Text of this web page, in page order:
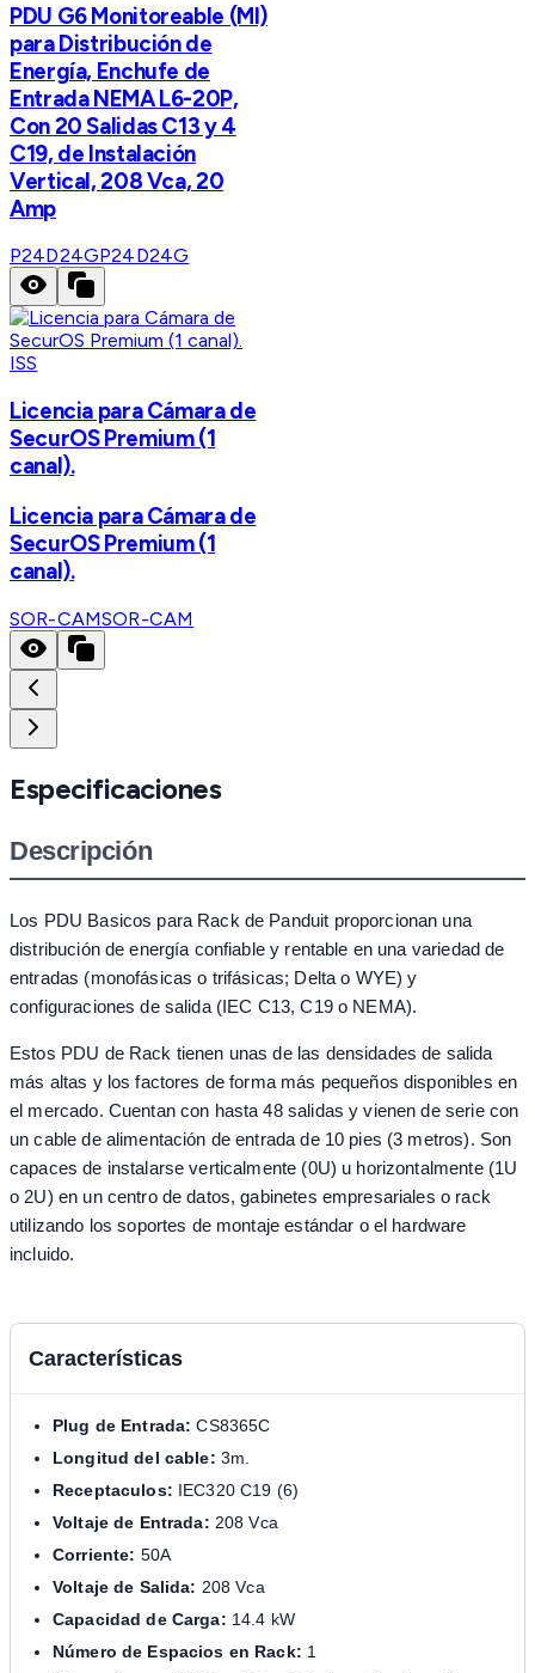
PDU G6 Monitoreable (MI)
para Distribución de
Energía, Enchufe de
Entrada NEMA L6-20P,
Con 20 Salidas C13 y 4
C19, de Instalación
Vertical, 208 Vca, 20
Amp
P24D24GP24D24G
ISS
Licencia para Cámara de
SecurOS Premium (1
canal).
Licencia para Cámara de
SecurOS Premium (1
canal).
SOR-CAMSOR-CAM
Especificaciones
Descripción
Los PDU Basicos para Rack de Panduit proporcionan una
distribución de energía confiable y rentable en una variedad de
entradas (monofásicas o trifásicas; Delta o WYE) y
configuraciones de salida (IEC C13, C19 o NEMA).
Estos PDU de Rack tienen unas de las densidades de salida
más altas y los factores de forma más pequeños disponibles en
el mercado. Cuentan con hasta 48 salidas y vienen de serie con
un cable de alimentación de entrada de 10 pies (3 metros). Son
capaces de instalarse verticalmente (0U) u horizontalmente (1U
o 2U) en un centro de datos, gabinetes empresariales o rack
utilizando los soportes de montaje estándar o el hardware
incluido.
Características
Plug de Entrada: CS8365C
Longitud del cable: 3m.
Receptaculos: IEC320 C19 (6)
Voltaje de Entrada: 208 Vca
Corriente: 50A
Voltaje de Salida: 208 Vca
Capacidad de Carga: 14.4 kW
Número de Espacios en Rack: 1